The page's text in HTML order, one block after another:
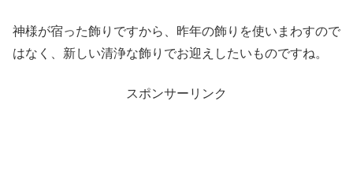
神様が宿った飾りですから、昨年の飾りを使いまわすので
はなく、新しい清浄な飾りでお迎えしたいものですね。
スポンサーリンク